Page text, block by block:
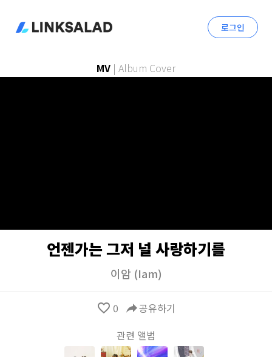
로그인
MV | Album Cover
언젠가는 그저 널 사랑하기를
이암 (Iam)
favorite_border 0 reply공유하기
관련 앨범